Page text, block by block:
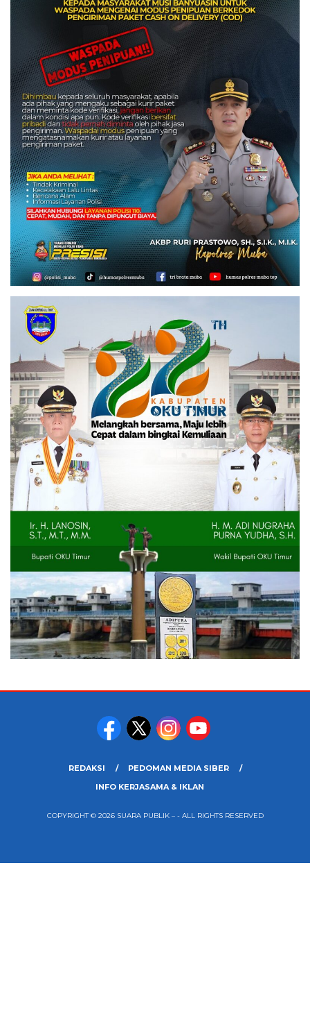
REDAKSI
PEDOMAN MEDIA SIBER
INFO KERJASAMA & IKLAN
COPYRIGHT © 2026 SUARA PUBLIK – - ALL RIGHTS RESERVED